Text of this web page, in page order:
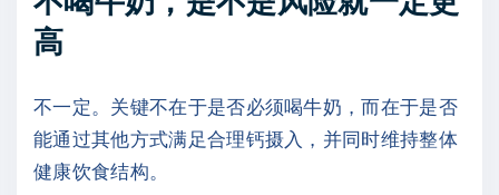
高
不一定。关键不在于是否必须喝牛奶，而在于是否
能通过其他方式满足合理钙摄入，并同时维持整体
健康饮食结构。